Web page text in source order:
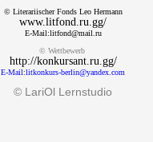
© Literariischer Fonds Leo Hermann
www.litfond.ru.gg/
E-Mail:litfond@mail.ru
© Wettbewerb
http://konkursant.ru.gg/
E-Mail:litkonkurs-berlin@yandex.com
© LariOl Lernstudio